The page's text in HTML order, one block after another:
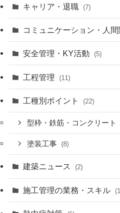
キャリア・退職 (7)
コミュニケーション・人
安全管理・KY活動 (5)
工程管理 (11)
工種別ポイント (22)
型枠・鉄筋・コンクリート
塗装工事 (8)
建築ニュース (2)
施工管理の業務・スキル